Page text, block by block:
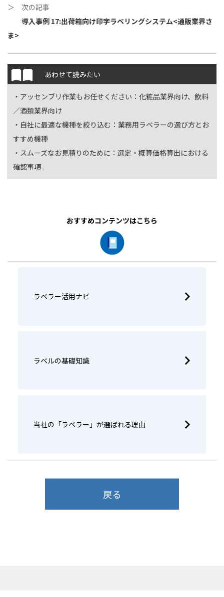
＞ 次の記事
導入事例 17:出荷箱向け印字ラベリングシステム<通販業界さ
ま>
あわせて読みたい
・アッセンブリ作業もお任せください： 化粧品業界向け、 飲料
／酒類業界向け
・自社に最適な機種を絞り込む： 業務用ラベラーの選び方とお
すすめ機種
・スムーズなお見積りのために： 選定・概算価格算出における
確認事項
おすすめコンテンツはこちら
ラベラー活用ナビ
ラベルの基礎知識
当社の「ラベラー」が選ばれる理由
戻る